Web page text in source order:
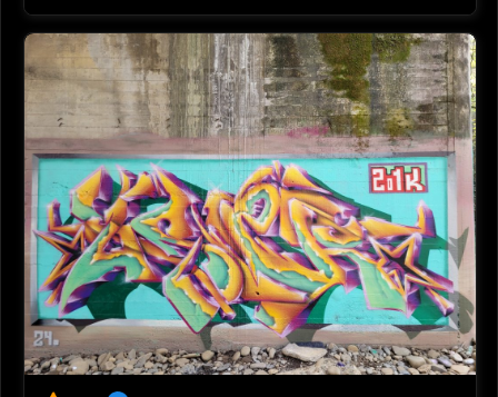
Sigue adelante tú vales y la creación en ella siempre en ti
es única!Animo Chapinero!!
27-09-2024 21:14
Bruska
Puro arte fuck
28-09-2024 18:55
Mayte
Adelante con los faroles FEÑO
01-10-2024 06:00